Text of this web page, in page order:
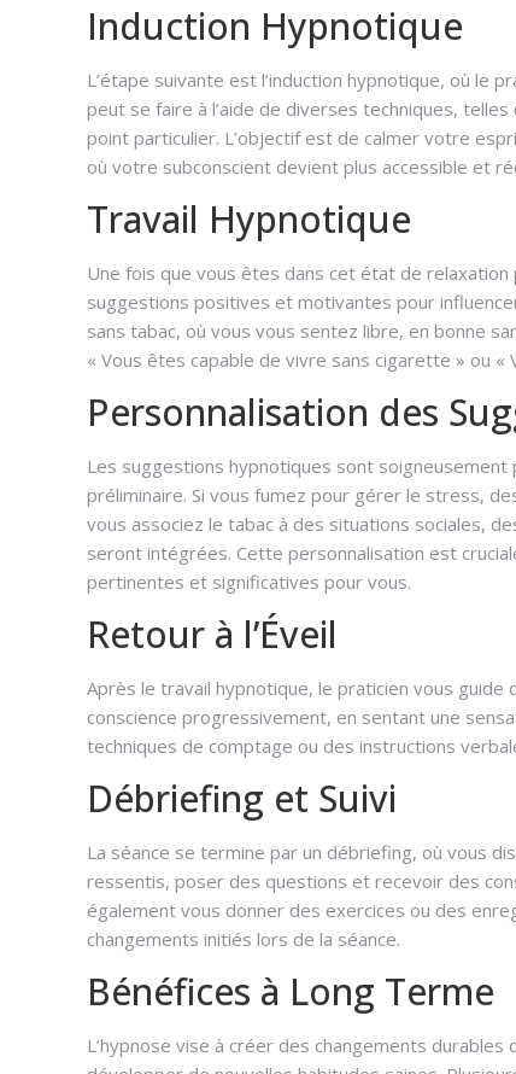
Induction Hypnotique
L’étape suivante est l’induction hypnotique, où le
peut se faire à l’aide de diverses techniques,
point particulier. L’objectif est de calmer votre
où votre subconscient devient plus accessible et
Travail Hypnotique
Une fois que vous êtes dans cet état de
suggestions positives et motivantes pour
sans tabac, où vous vous sentez libre, en bonne
« Vous êtes capable de vivre sans cigarette » ou
Personnalisation des
Les suggestions hypnotiques sont
préliminaire. Si vous fumez pour gérer le stress,
vous associez le tabac à des situations sociales,
seront intégrées. Cette personnalisation est
pertinentes et significatives pour vous.
Retour à l’Éveil
Après le travail hypnotique, le praticien vous
conscience progressivement, en sentant une
techniques de comptage ou des instructions
Débriefing et Suivi
La séance se termine par un débriefing, où vous
ressentis, poser des questions et recevoir des
également vous donner des exercices ou des
changements initiés lors de la séance.
Bénéfices à Long Terme
L’hypnose vise à créer des changements